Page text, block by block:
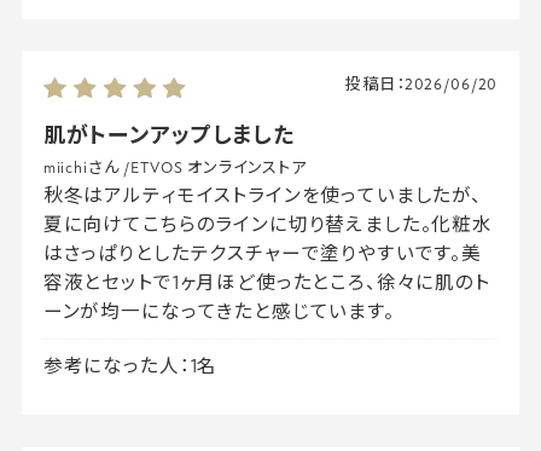
肌がトーンアップしました
投稿日：2026/06/20
miichiさん /ETVOS オンラインストア
秋冬はアルティモイストラインを使っていましたが、
夏に向けてこちらのラインに切り替えました。化粧水
はさっぱりとしたテクスチャーで塗りやすいです。美
容液とセットで1ヶ月ほど使ったところ、徐々に肌のト
ーンが均一になってきたと感じています。
参考になった人：1名